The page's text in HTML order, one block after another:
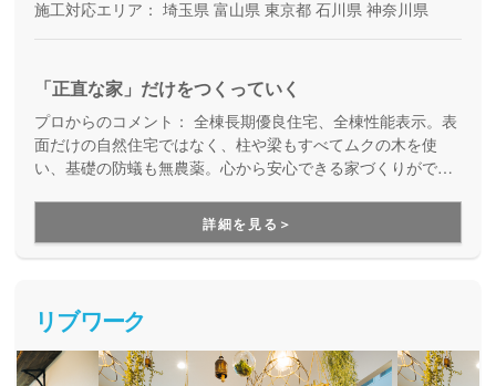
施工対応エリア： 埼玉県 富山県 東京都 石川県 神奈川県
「正直な家」だけをつくっていく
プロからのコメント： 全棟長期優良住宅、全棟性能表示。表
面だけの自然住宅ではなく、柱や梁もすべてムクの木を使
い、基礎の防蟻も無農薬。心から安心できる家づくりができ
詳細を見る＞
リブワーク